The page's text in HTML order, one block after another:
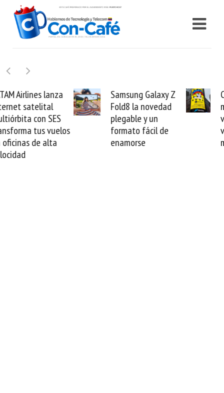
Samsung Galaxy Z
Fold8 la novedad
plegable y un
formato fácil de
enamorse
Cashea levanta 100
millones de dólares y
valida el crédito del
venezolano ante el